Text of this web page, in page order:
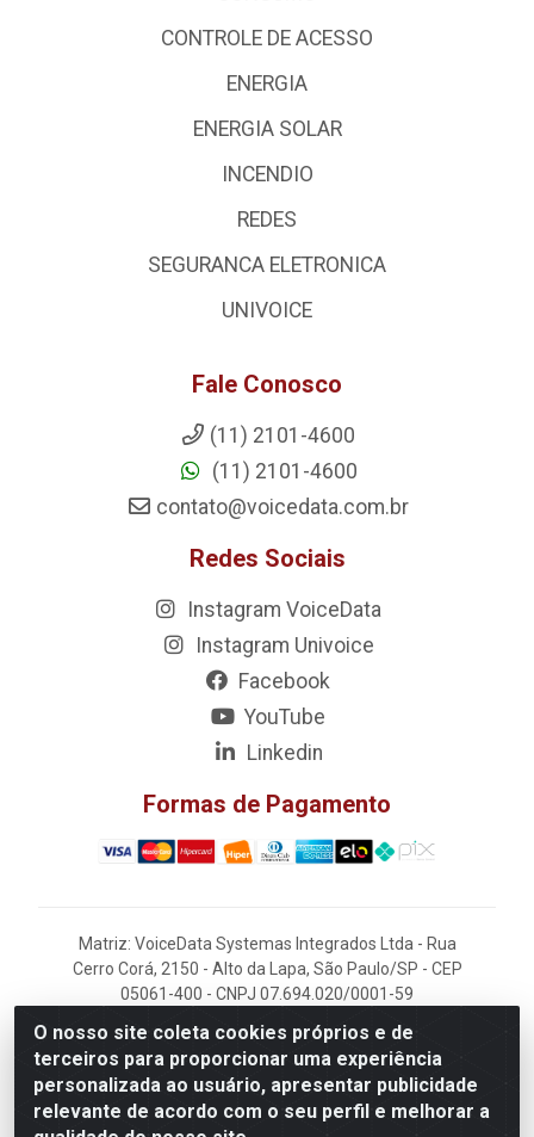
O nosso site coleta cookies próprios e de
terceiros para proporcionar uma experiência
personalizada ao usuário, apresentar publicidade
relevante de acordo com o seu perfil e melhorar a
CONTROLE DE ACESSO
ENERGIA
ENERGIA SOLAR
INCENDIO
REDES
SEGURANCA ELETRONICA
UNIVOICE
Fale Conosco
(11) 2101-4600
(11) 2101-4600
contato@voicedata.com.br
Redes Sociais
Instagram VoiceData
Instagram Univoice
Facebook
YouTube
Linkedin
Formas de Pagamento
Matriz: VoiceData Systemas Integrados Ltda - Rua
Cerro Corá, 2150 - Alto da Lapa, São Paulo/SP - CEP
05061-400 - CNPJ 07.694.020/0001-59
Filial: VoiceData - Rua João Kaufmann, 405 -
Rochdale - Osasco/SP - CEP 06220-060